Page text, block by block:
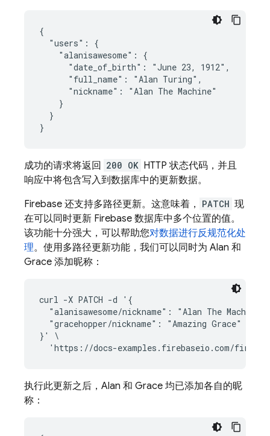
{
  "users": {
    "alanisawesome": {
      "date_of_birth": "June 23, 1912",
      "full_name": "Alan Turing",
      "nickname": "Alan The Machine"
    }
  }
}
成功的请求将返回 200 OK HTTP 状态代码，并且
响应中将包含写入到数据库中的更新数据。
Firebase 还支持多路径更新。这意味着，
PATCH 现
在可以同时更新 Firebase 数据库中多个位置的值。
该功能十分强大，可以帮助您对数据进行反规范化处
理。使用多路径更新功能，我们可以同时为 Alan 和
Grace 添加昵称：
curl -X PATCH -d '{
  "alanisawesome/nickname": "Alan The Machine",
  "gracehopper/nickname": "Amazing Grace"
}' \
执行此更新之后，Alan 和 Grace 均已添加各自的昵
称：